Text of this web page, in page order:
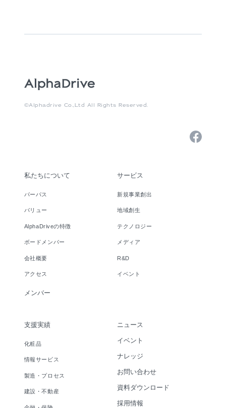
©Alphadrive Co.,Ltd All Rights Reserved.
私たちについて
パーパス
バリュー
AlphaDriveの特徴
ボードメンバー
会社概要
アクセス
メンバー
サービス
新規事業創出
地域創生
テクノロジー
メディア
R&D
イベント
支援実績
化粧品
情報サービス
製造・プロセス
建設・不動産
ニュース
イベント
ナレッジ
お問い合わせ
資料ダウンロード
採用情報